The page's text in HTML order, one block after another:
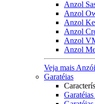
Anzol
Anzol
Anzol
Anzol
Anzol
Anzol
Veja mais
Garatéias